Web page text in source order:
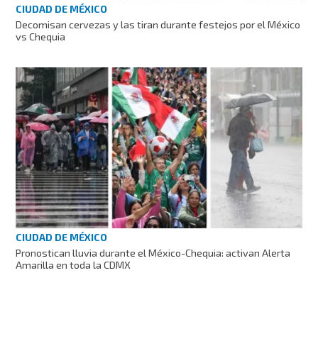
CIUDAD DE MÉXICO
Decomisan cervezas y las tiran durante festejos por el México
vs Chequia
CIUDAD DE MÉXICO
Pronostican lluvia durante el México-Chequia: activan Alerta
Amarilla en toda la CDMX